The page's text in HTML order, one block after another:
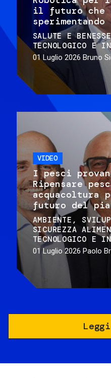
il futuro che
sperimentando
SALUTE E
TECNOLOGICO E
01 Luglio 2026 Bruno
VIDEO
I pesci
Ripensare
acquacoltura
futuro del
AMBIENTE
SICUREZZA
TECNOLOGICO E
01 Luglio 2026 Paolo